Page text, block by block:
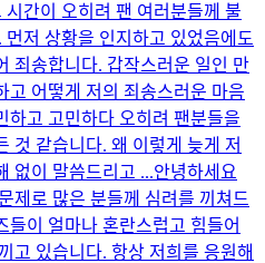
간이 오히려 팬 여러분들께 불
저 상황을 인지하고 있었음에도
죄송합니다. 갑작스러운 일인 만
고 어떻게 저의 죄송스러운 마음
하고 고민하다 오히려 팬분들을
것 같습니다. 왜 이렇게 늦게 저
없이 말씀드리고 ...안녕하세요
제로 많은 분들께 심려를 끼쳐드
들이 얼마나 혼란스럽고 힘들어
고 있습니다. 항상 저희를 응원해